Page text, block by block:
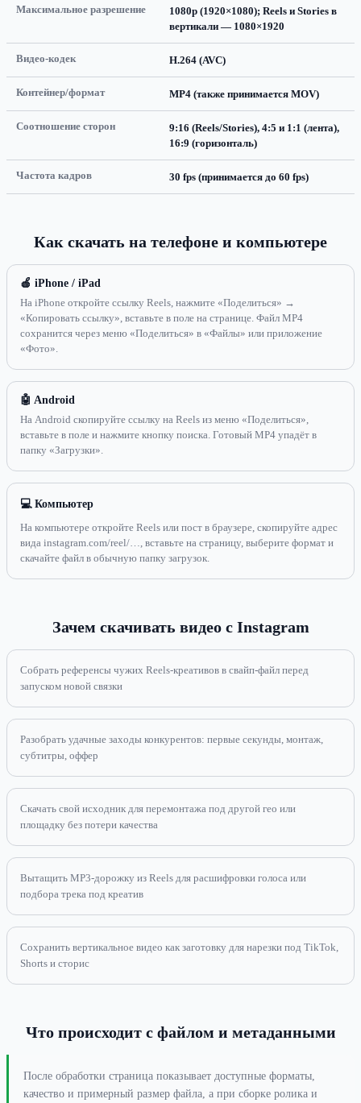
Максимальное разрешение
1080p (1920×1080); Reels и Stories в
вертикали — 1080×1920
Видео-кодек H.264 (AVC)
Контейнер/формат MP4 (также принимается MOV)
Соотношение сторон
9:16 (Reels/Stories), 4:5 и 1:1 (лента),
16:9 (горизонталь)
Частота кадров 30 fps (принимается до 60 fps)
Как скачать на телефоне и компьютере
🍎 iPhone / iPad
На iPhone откройте ссылку Reels, нажмите «Поделиться» →
«Копировать ссылку», вставьте в поле на странице. Файл MP4
сохранится через меню «Поделиться» в «Файлы» или приложение
«Фото».
🤖 Android
На Android скопируйте ссылку на Reels из меню «Поделиться»,
вставьте в поле и нажмите кнопку поиска. Готовый MP4 упадёт в
папку «Загрузки».
💻 Компьютер
На компьютере откройте Reels или пост в браузере, скопируйте адрес
вида instagram.com/reel/…, вставьте на страницу, выберите формат и
скачайте файл в обычную папку загрузок.
Зачем скачивать видео с Instagram
Собрать референсы чужих Reels-креативов в свайп-файл перед
запуском новой связки
Разобрать удачные заходы конкурентов: первые секунды, монтаж,
субтитры, оффер
Скачать свой исходник для перемонтажа под другой гео или
площадку без потери качества
Вытащить MP3-дорожку из Reels для расшифровки голоса или
подбора трека под креатив
Сохранить вертикальное видео как заготовку для нарезки под TikTok,
Shorts и сторис
Что происходит с файлом и метаданными
После обработки страница показывает доступные форматы,
качество и примерный размер файла, а при сборке ролика и